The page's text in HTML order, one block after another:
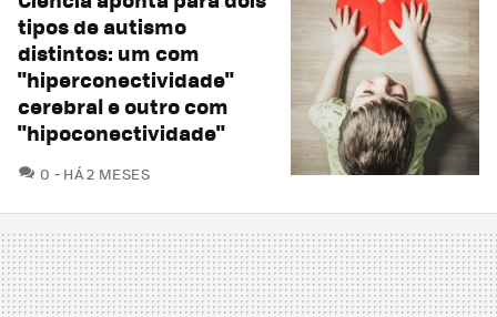
tipos de autismo
distintos: um com
"hiperconectividade"
cerebral e outro com
"hipoconectividade"
0 COMENTÁRIOS
HÁ 2 MESES